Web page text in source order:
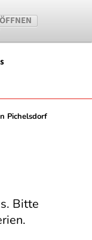
ÖFFNEN
Pichelsdorf
Bitte